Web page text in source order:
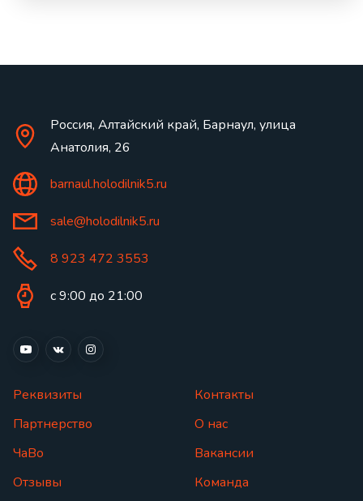
Россия, Алтайский край, Барнаул, улица
Анатолия, 26
barnaul.holodilnik5.ru
sale@holodilnik5.ru
8 923 472 3553
с 9:00 до 21:00
Реквизиты
Партнерство
ЧаВо
Отзывы
Контакты
О нас
Вакансии
Команда